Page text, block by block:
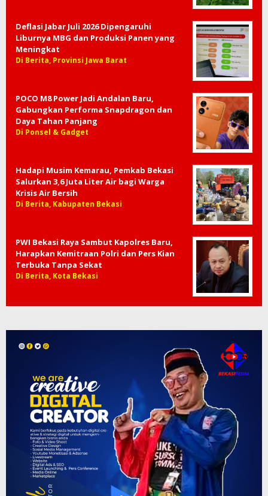
Deflasi Jabar Juli 2026 Dipengaruhi
Liburnya MBG dan Produksi Panen yang
Meningkat
Di Berita, Provinsi Jawa Barat
POCO M8 Power Jadi Andalan Baru,
Gabungkan Performa Snapdragon dan
Daya Tahan Panjang
Di Ponsel & Gadget
Hadapi Musim Kemarau, Pemkab Bekasi
Salurkan 3,6 Juta Liter Air bagi Warga
Krisis Air Bersih
Di Berita, Kabupaten Bekasi
PWI Bekasi Raya Sambut Kapolres Baru,
Harapkan Kemitraan Polri dan Pers Kian
Terbuka Tanpa Sekat
Di Berita, Kota Bekasi